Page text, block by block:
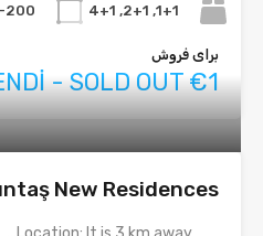
1+1, 2+1, 4+1
200
برای فروش
- SOLD OUT €1
New Residences